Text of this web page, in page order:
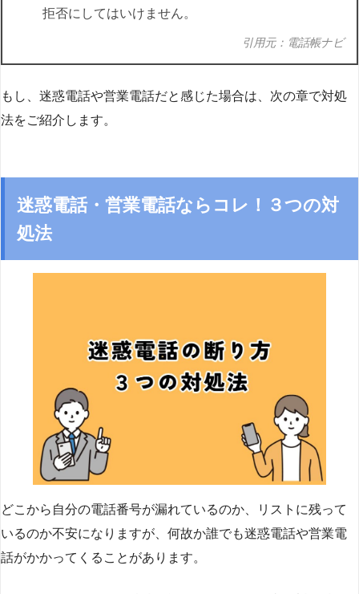
拒否にしてはいけません。
引用元：電話帳ナビ
もし、迷惑電話や営業電話だと感じた場合は、次の章で対処
法をご紹介します。
迷惑電話・営業電話ならコレ！３つの対
処法
どこから自分の電話番号が漏れているのか、リストに残って
いるのか不安になりますが、何故か誰でも迷惑電話や営業電
話がかかってくることがあります。